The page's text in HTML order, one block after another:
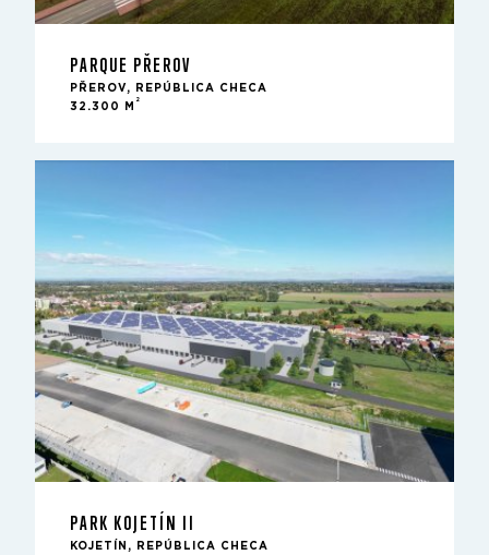
PARQUE PŘEROV
PŘEROV, REPÚBLICA CHECA
32.300 M
2
PARK KOJETÍN II
KOJETÍN, REPÚBLICA CHECA